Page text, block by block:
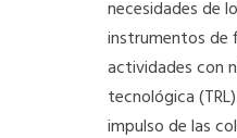
necesidades de
instrumentos de
actividades con
tecnológica
impulso de las